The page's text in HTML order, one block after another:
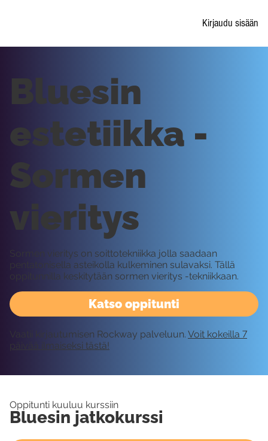
Kirjaudu sisään
Katso oppitunti
Bluesin
estetiikka -
Sormen
vieritys
Sormen vieritys on soittotekniikka jolla saadaan
pentatonisella asteikolla kulkeminen sulavaksi. Tällä
oppitunnilla keskitytään sormen vieritys -tekniikkaan.
Vaatii kirjautumisen Rockway palveluun. Voit kokeilla 7
päivää ilmaiseksi tästä!
Oppitunti kuuluu kurssiin
Bluesin jatkokurssi